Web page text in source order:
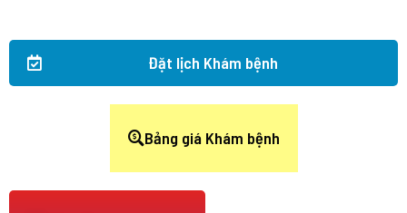
Đặt lịch Khám bệnh
Bảng giá Khám bệnh